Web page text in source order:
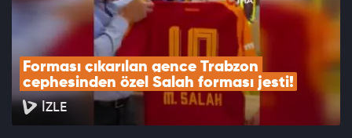
Forması çıkarılan gence Trabzon
cephesinden özel Salah forması jesti!
İZLE